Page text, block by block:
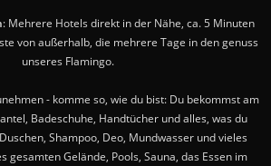
: Mehrere Hotels direkt in der Nähe, ca. 5 Minuten
von außerhalb, die mehrere Tage in den genuss
unseres Flamingo.
- komme so, wie du bist: Du bekommst am
Badeschuhe, Handtücher und alles, was du
Shampoo, Deo, Mundwasser und vieles
gesamten Gelände, Pools, Sauna, das Essen im